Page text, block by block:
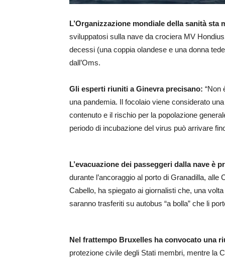
L’Organizzazione mondiale della sanità
sviluppatosi sulla nave da crociera MV
decessi (una coppia olandese e una donna
dall’Oms.
Gli esperti riuniti a Ginevra precisano: “Non
una pandemia. Il focolaio viene considerato
contenuto e il rischio per la popolazione
periodo di incubazione del virus può arrivare
L’evacuazione dei passeggeri dalla nave è
durante l’ancoraggio al porto di Granadilla,
Cabello, ha spiegato ai giornalisti che, una
saranno trasferiti su autobus “a bolla” che li
Nel frattempo Bruxelles ha convocato una
protezione civile degli Stati membri, mentre la